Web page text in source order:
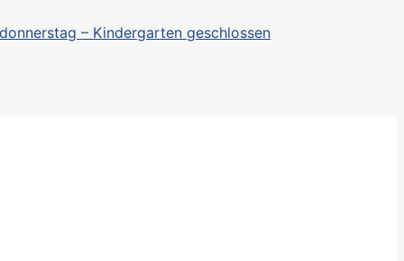
– Kindergarten geschlossen